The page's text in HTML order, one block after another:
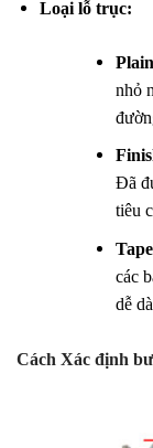
Loại lỗ trục:
nhỏ
Đã
tiêu
các
dễ
Cách Xác định